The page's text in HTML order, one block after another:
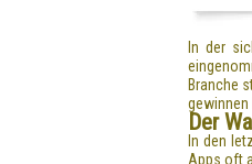
In der
Branche
gewinnen
Der
In den
Apps oft